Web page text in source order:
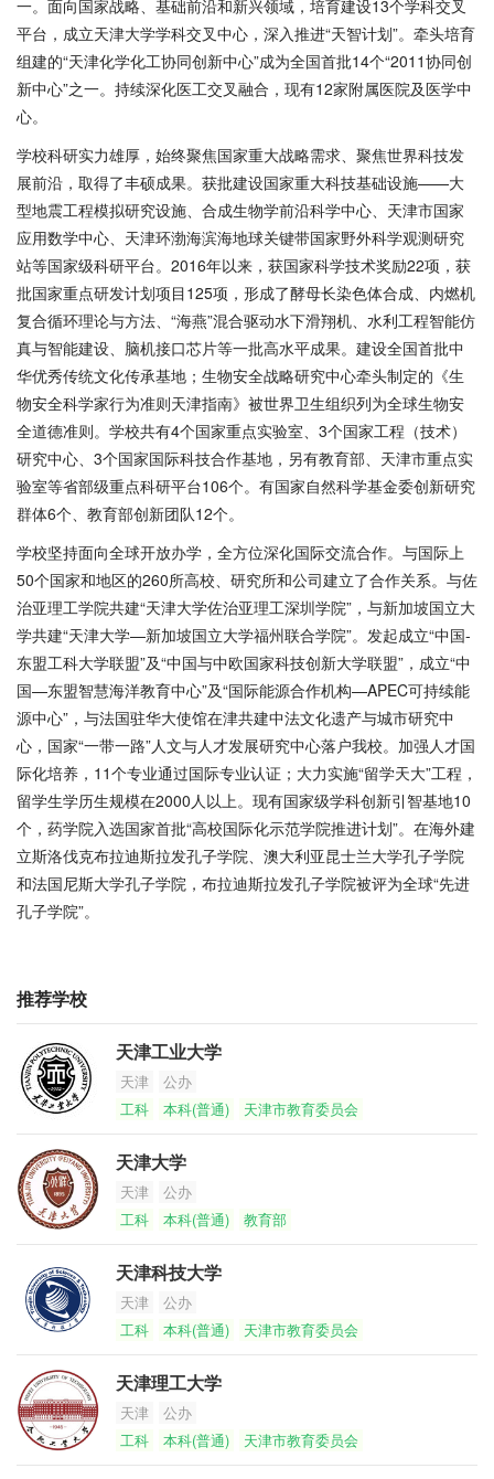
一。面向国家战略、基础前沿和新兴领域，培育建设13个学科交叉
平台，成立天津大学学科交叉中心，深入推进“天智计划”。牵头培育
组建的“天津化学化工协同创新中心”成为全国首批14个“2011协同创
新中心”之一。持续深化医工交叉融合，现有12家附属医院及医学中
心。
学校科研实力雄厚，始终聚焦国家重大战略需求、聚焦世界科技发
展前沿，取得了丰硕成果。获批建设国家重大科技基础设施——大
型地震工程模拟研究设施、合成生物学前沿科学中心、天津市国家
应用数学中心、天津环渤海滨海地球关键带国家野外科学观测研究
站等国家级科研平台。2016年以来，获国家科学技术奖励22项，获
批国家重点研发计划项目125项，形成了酵母长染色体合成、内燃机
复合循环理论与方法、“海燕”混合驱动水下滑翔机、水利工程智能仿
真与智能建设、脑机接口芯片等一批高水平成果。建设全国首批中
华优秀传统文化传承基地；生物安全战略研究中心牵头制定的《生
物安全科学家行为准则天津指南》被世界卫生组织列为全球生物安
全道德准则。学校共有4个国家重点实验室、3个国家工程（技术）
研究中心、3个国家国际科技合作基地，另有教育部、天津市重点实
验室等省部级重点科研平台106个。有国家自然科学基金委创新研究
群体6个、教育部创新团队12个。
学校坚持面向全球开放办学，全方位深化国际交流合作。与国际上
50个国家和地区的260所高校、研究所和公司建立了合作关系。与佐
治亚理工学院共建“天津大学佐治亚理工深圳学院”，与新加坡国立大
学共建“天津大学—新加坡国立大学福州联合学院”。发起成立“中国-
东盟工科大学联盟”及“中国与中欧国家科技创新大学联盟”，成立“中
国—东盟智慧海洋教育中心”及“国际能源合作机构—APEC可持续能
源中心”，与法国驻华大使馆在津共建中法文化遗产与城市研究中
心，国家“一带一路”人文与人才发展研究中心落户我校。加强人才国
际化培养，11个专业通过国际专业认证；大力实施“留学天大”工程，
留学生学历生规模在2000人以上。现有国家级学科创新引智基地10
个，药学院入选国家首批“高校国际化示范学院推进计划”。在海外建
立斯洛伐克布拉迪斯拉发孔子学院、澳大利亚昆士兰大学孔子学院
和法国尼斯大学孔子学院，布拉迪斯拉发孔子学院被评为全球“先进
孔子学院”。
推荐学校
天津工业大学
天津
公办
工科
本科(普通) 天津市教育委员会
天津大学
天津
公办
工科
本科(普通) 教育部
天津科技大学
天津
公办
工科
本科(普通) 天津市教育委员会
天津理工大学
天津
公办
工科
本科(普通) 天津市教育委员会